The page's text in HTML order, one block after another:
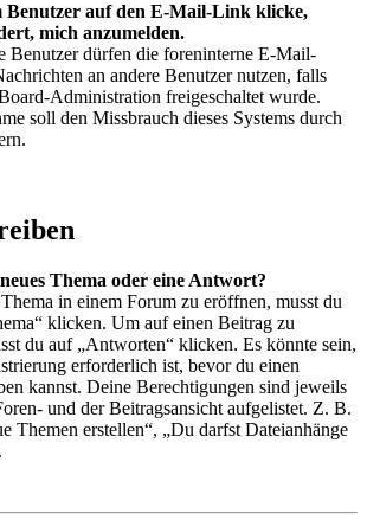
Benutzer auf den E-Mail-Link klicke,
mich anzumelden.
Benutzer dürfen die foreninterne E-Mail-
an andere Benutzer nutzen, falls
Administration freigeschaltet wurde.
soll den Missbrauch dieses Systems durch
Thema oder eine Antwort?
in einem Forum zu eröffnen, musst du
klicken. Um auf einen Beitrag zu
du auf „Antworten“ klicken. Es könnte sein,
erforderlich ist, bevor du einen
kannst. Deine Berechtigungen sind jeweils
und der Beitragsansicht aufgelistet. Z. B.
Themen erstellen“, „Du darfst Dateianhänge